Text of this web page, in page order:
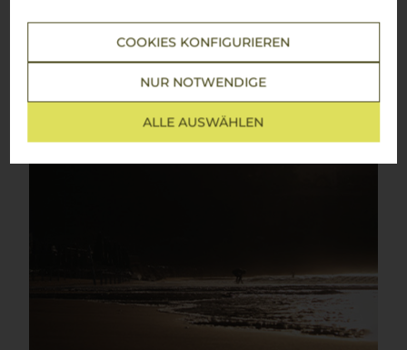
COOKIES KONFIGURIEREN
NUR NOTWENDIGE
ALLE AUSWÄHLEN